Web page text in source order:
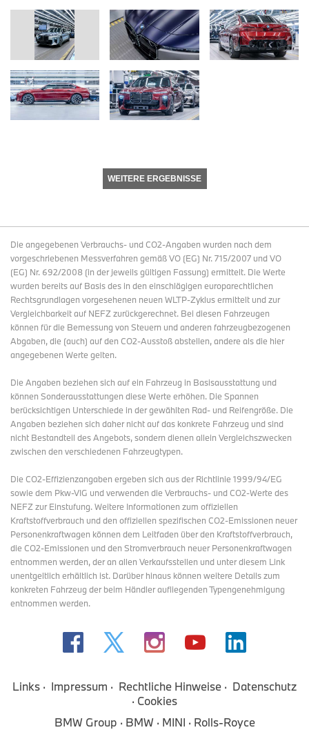
WEITERE ERGEBNISSE
Die angegebenen Verbrauchs- und CO2-Angaben wurden nach dem
vorgeschriebenen Messverfahren gemäß VO (EG) Nr. 715/2007 und VO
(EG) Nr. 692/2008 (in der jeweils gültigen Fassung) ermittelt. Die Werte
wurden bereits auf Basis des in den einschlägigen europarechtlichen
Rechtsgrundlagen vorgesehenen neuen WLTP-Zyklus ermittelt und zur
Vergleichbarkeit auf NEFZ zurückgerechnet. Bei diesen Fahrzeugen
können für die Bemessung von Steuern und anderen fahrzeugbezogenen
Abgaben, die (auch) auf den CO2-Ausstoß abstellen, andere als die hier
angegebenen Werte gelten.
Die Angaben beziehen sich auf ein Fahrzeug in Basisausstattung und
können Sonderausstattungen diese Werte erhöhen. Die Spannen
berücksichtigen Unterschiede in der gewählten Rad- und Reifengröße. Die
Angaben beziehen sich daher nicht auf das konkrete Fahrzeug und sind
nicht Bestandteil des Angebots, sondern dienen allein Vergleichszwecken
zwischen den verschiedenen Fahrzeugtypen.
Die CO2-Effizienzangaben ergeben sich aus der Richtlinie 1999/94/EG
sowie dem Pkw-VIG und verwenden die Verbrauchs- und CO2-Werte des
NEFZ zur Einstufung. Weitere Informationen zum offiziellen
Kraftstoffverbrauch und den offiziellen spezifischen CO2-Emissionen neuer
Personenkraftwagen können dem Leitfaden über den Kraftstoffverbrauch,
die CO2-Emissionen und den Stromverbrauch neuer Personenkraftwagen
entnommen werden, der an allen Verkaufsstellen und unter diesem Link
unentgeltlich erhältlich ist. Darüber hinaus können weitere Details zum
konkreten Fahrzeug der beim Händler aufliegenden Typengenehmigung
entnommen werden.
Links Impressum Rechtliche Hinweise
Datenschutz
Cookies
BMW Group
BMW MINI Rolls-Royce